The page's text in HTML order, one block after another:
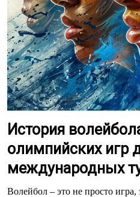
История
олимпийских игр
международных
Волейбол – это не просто игра,